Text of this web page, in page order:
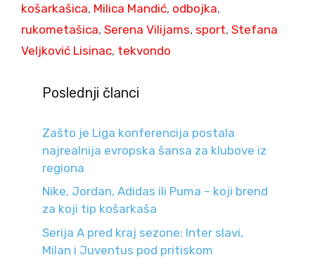
košarkašica, Milica Mandić, odbojka,
rukometašica, Serena Vilijams, sport, Stefana
Veljković Lisinac, tekvondo
Poslednji članci
Zašto je Liga konferencija postala
najrealnija evropska šansa za klubove iz
regiona
Nike, Jordan, Adidas ili Puma – koji brend
za koji tip košarkaša
Serija A pred kraj sezone: Inter slavi,
Milan i Juventus pod pritiskom